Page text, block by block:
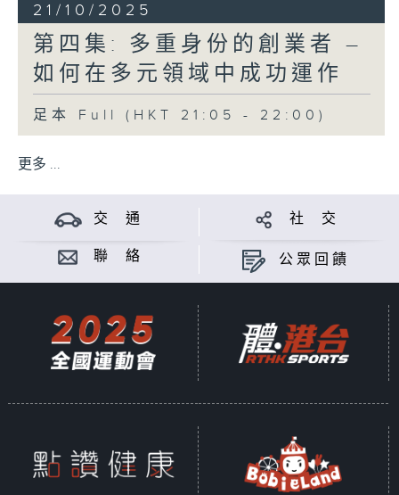
21/10/2025
第四集: 多重身份的創業者 –
如何在多元領域中成功運作
足本 Full (HKT 21:05 - 22:00)
更多 ...
交 通 社 交
聯 絡 公眾回饋